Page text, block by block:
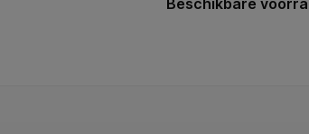
Beschikbare